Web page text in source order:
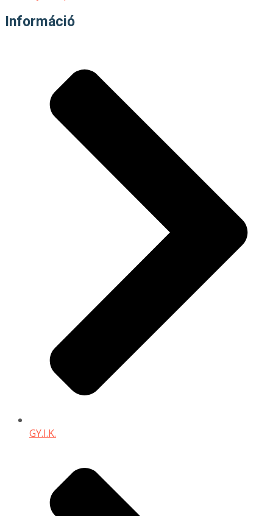
Információ
GY.I.K.